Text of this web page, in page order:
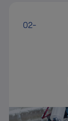
02-